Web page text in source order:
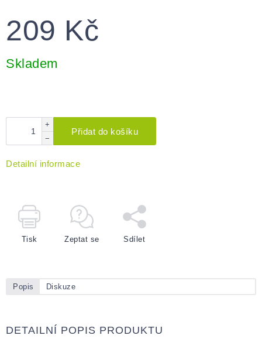
209 Kč
cena:
Skladem
+
−
Přidat do košíku
Detailní informace
Tisk Zeptat se Sdílet
Popis Diskuze
DETAILNÍ POPIS PRODUKTU